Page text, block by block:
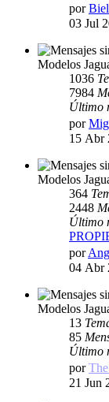
por
03 Jul
Modelos
1036
7984
Último
por
15 Abr
Modelos
364
2448
Último
por
04 Abr
Modelos
13
85
Último
por
21 Jun